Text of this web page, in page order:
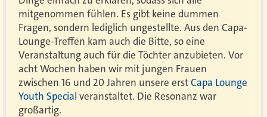
mitgenommen fühlen. Es gibt keine dummen
Fragen, sondern lediglich ungestellte. Aus den Capa-
Lounge-Treffen kam auch die Bitte, so eine
Veranstaltung auch für die Töchter anzubieten. Vor
acht Wochen haben wir mit jungen Frauen
zwischen 16 und 20 Jahren unsere erstCapa Lounge
Youth Special veranstaltet. Die Resonanz war
großartig.